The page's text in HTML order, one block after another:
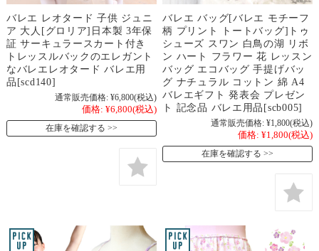
バレエ レオタード 子供 ジュニ
ア 大人[グロリア]日本製 3年保
証 サーキュラースカート付き
トレッスルバックのエレガント
なバレエレオタード バレエ用
品[scd140]
通常販売価格: ¥6,800(税込)
価格: ¥6,800(税込)
在庫を確認する
バレエ バッグ[バレエ モチーフ
柄 プリント トートバッグ]トゥ
シューズ スワン 白鳥の湖 リボ
ン ハート フラワー 花 レッスン
バッグ エコバッグ 手提げバッ
グ ナチュラル コットン 綿 A4
バレエギフト 発表会 プレゼン
ト 記念品 バレエ用品[scb005]
通常販売価格: ¥1,800(税込)
価格: ¥1,800(税込)
在庫を確認する